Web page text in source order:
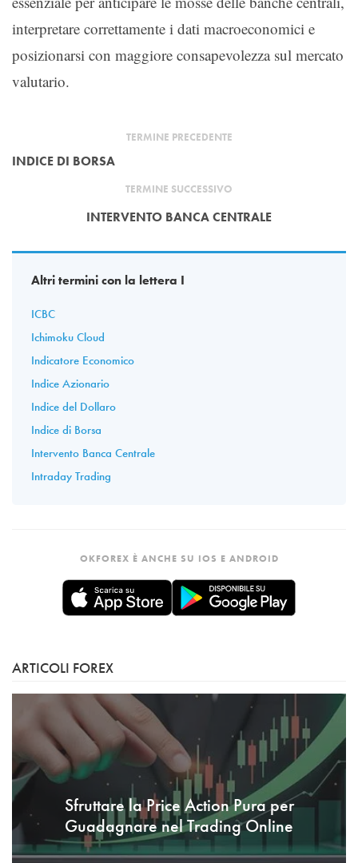
interpretare correttamente i dati macroeconomici e
posizionarsi con maggiore consapevolezza sul mercato
valutario.
TERMINE PRECEDENTE
INDICE DI BORSA
TERMINE SUCCESSIVO
INTERVENTO BANCA CENTRALE
Altri termini con la lettera I
ICBC
Ichimoku Cloud
Indicatore Economico
Indice Azionario
Indice del Dollaro
Indice di Borsa
Intervento Banca Centrale
Intraday Trading
OKFOREX È ANCHE SU IOS E ANDROID
ARTICOLI FOREX
Sfruttare la Price Action Pura per
Guadagnare nel Trading Online